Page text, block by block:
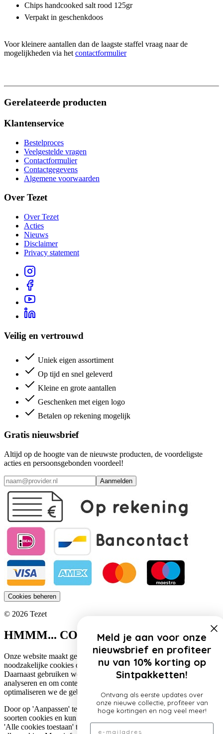
Chips handcooked salt rood 125gr
Verpakt in geschenkdoos
Voor kleinere aantallen dan de laagste staffel vraag naar de
mogelijkheden via het contactformulier
Gerelateerde producten
Klantenservice
Bestelproces
Veelgestelde vragen
Contactformulier
Contactgegevens
Algemene voorwaarden
Over Tezet
Over Tezet
Acties
Nieuws
Disclaimer
Privacy statement
Veilig en vertrouwd
Uniek eigen assortiment
Op tijd en snel geleverd
Kleine en grote aantallen
Geschenken met eigen logo
Betalen op rekening mogelijk
Gratis nieuwsbrief
Altijd op de hoogte van de nieuwste producten, de voordeligste
acties en persoonsgebonden voordeel!
Aanmelden
Cookies beheren
© 2026 Tezet
HMMM... COOKIES!
Onze website maakt gebruik van cookies. Zo gebruiken wij
noodzakelijke cookies om de website functioneel te houden.
Daarnaast gebruiken we cookies om het verkeer op onze website te
analyseren en om content te personaliseren. Op deze manier
optimaliseren we de gebruikerservaring op onze website.
Door op 'Aanpassen' te klikken, lees je meer over de specifieke
soorten cookies en kun je jouw voorkeuren aanpassen. Door op
'Alle cookies toestaan' te klikken, ga je akkoord met het gebruik van
Meld je aan voor onze
nieuwsbrief en profiteer
nu van 10% korting op
Sintpakketten!
Ontvang als eerste updates over
onze nieuwe collectie, profiteer van
hoge kortingen en nog veel meer!
Email